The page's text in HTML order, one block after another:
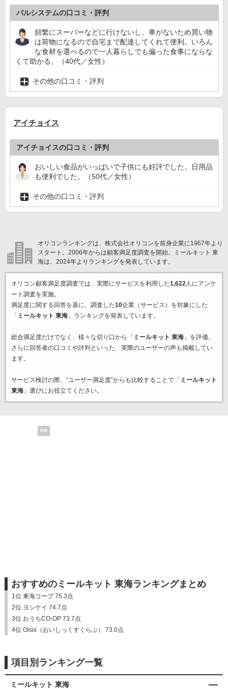
パルシステムの口コミ・評判
頻繁にスーパーなどに行けないし、車がないため買い物
は荷物になるので自宅まで配達してくれて便利。いろん
な食材を選べるので一人暮らしでも偏った食事にならな
くて助かる。（40代／女性）
その他の口コミ・評判
アイチョイス
アイチョイスの口コミ・評判
おいしい食品がいっぱいで子供にも好評でした。日用品
も便利でした。（50代／女性）
その他の口コミ・評判
オリコンランキングは、株式会社オリコンを前身企業に1967年より
スタート。2006年からは顧客満足度調査を開始。ミールキット 東
海は、2024年よりランキングを発表しています。
オリコン顧客満足度調査では、実際にサービスを利用した1,622人にアンケ
ート調査を実施。
満足度に関する回答を基に、調査した10企業（サービス）を対象にした
「 ミールキット 東海」ランキングを発表しています。
総合満足度だけでなく、様々な切り口から「 ミールキット 東海」を評価。
さらに回答者の口コミや評判といった、実際のユーザーの声も掲載してい
ます。
サービス検討の際、“ユーザー満足度”からも比較することで「 ミールキット
東海」選びにお役立てください。
PR
おすすめのミールキット 東海ランキングまとめ
1位 東海コープ 75.3点
2位 ヨシケイ 74.7点
3位 おうちCO-OP 73.7点
4位 Oisix（おいしっくすくらぶ） 73.0点
項目別ランキング一覧
ミールキット 東海